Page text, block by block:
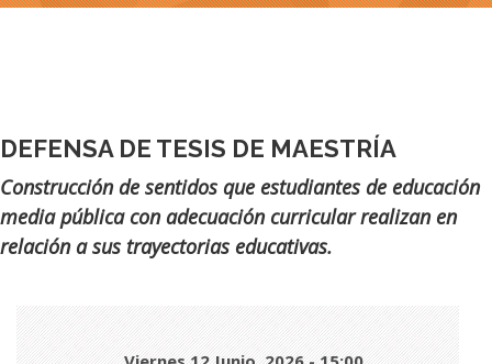
DEFENSA DE TESIS DE MAESTRÍA
Subtítulo
Construcción de sentidos que estudiantes de educación
media pública con adecuación curricular realizan en
relación a sus trayectorias educativas.